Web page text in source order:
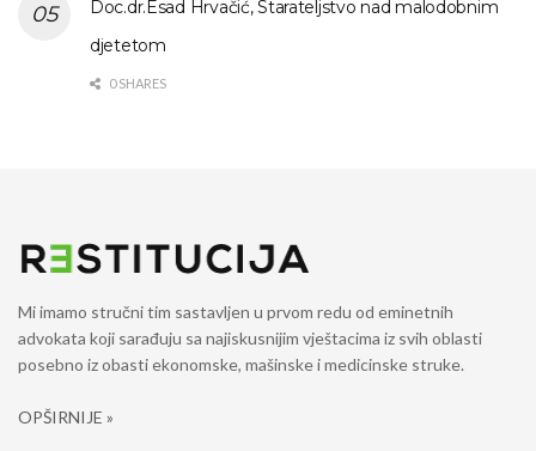
Doc.dr.Esad Hrvačić, Starateljstvo nad malodobnim
djetetom
0 SHARES
Mi imamo stručni tim sastavljen u prvom redu od eminetnih
advokata koji sarađuju sa najiskusnijim vještacima iz svih oblasti
posebno iz obasti ekonomske, mašinske i medicinske struke.
OPŠIRNIJE »